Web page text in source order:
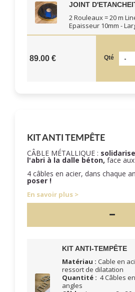
JOINT
2 Rouleaux = 20 m
Epaisseur 10mm -
89.00 € Qté
KIT ANTI TEMPÊTE
CÂBLE MÉTALLIQUE :
l'abri à la dalle béton, face
4 câbles en acier, dans chaque
poser !
En savoir plus
KIT ANTI-TEMPÊTE
Matériau : Cable en
ressort de dilatation
Quantité : 4 Câbles
angles